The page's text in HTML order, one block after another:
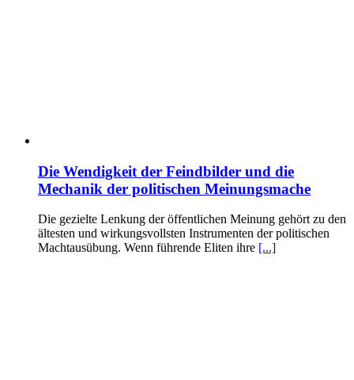
Die Wendigkeit der Feindbilder und die
Mechanik der politischen Meinungsmache
Die gezielte Lenkung der öffentlichen Meinung gehört zu den
ältesten und wirkungsvollsten Instrumenten der politischen
Machtausübung. Wenn führende Eliten ihre [...]